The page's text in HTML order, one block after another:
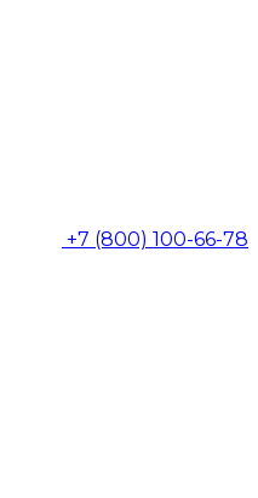
+7 (800) 100-66-78